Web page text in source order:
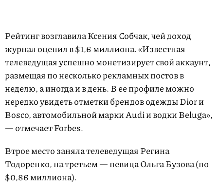
Рейтинг возглавила Ксения Собчак, чей доход
журнал оценил в $1,6 миллиона. «Известная
телеведущая успешно монетизирует свой аккаунт,
размещая по несколько рекламных постов в
неделю, а иногда и в день. В ее профиле можно
нередко увидеть отметки брендов одежды Dior и
Bosco, автомобильной марки Audi и водки Beluga»,
— отмечает Forbes.
Втрое место заняла телеведущая Регина
Тодоренко, на третьем — певица Ольга Бузова (по
$0,86 миллиона).